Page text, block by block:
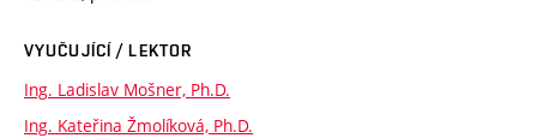
VYUČUJÍCÍ / LEKTOR
Ing. Ladislav Mošner, Ph.D.
Ing. Kateřina Žmolíková, Ph.D.